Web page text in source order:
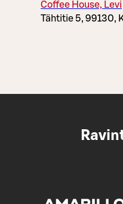
Coffee House, Levi
Tähtitie 5, 99130,